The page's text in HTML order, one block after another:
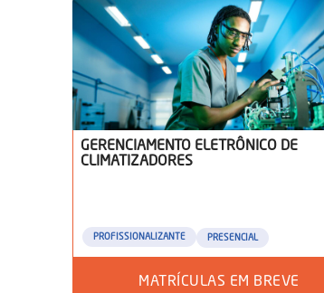
GERENCIAMENTO ELETRÔNICO DE
CLIMATIZADORES
PRESENCIAL
PROFISSIONALIZANTE
MATRÍCULAS EM BREVE